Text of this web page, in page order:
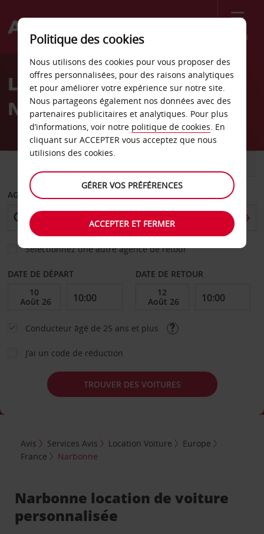
Menu
Welcome
AvisLocation de voiture
Narbonne
AGENCE DE DÉPART
Sélectionnez une autre agence de retour
DATE DE DÉPART DATE DE RETOUR
Conducteur âgé de 25 ans et plus
J’ai un code de réduction
TROUVER DES VOITURES
Avis Services Avis Location Voiture
Europe
France
Narbonne
Narbonne location de voiture
personnalisée
Politique des cookies
Nous utilisons des cookies pour vous proposer des
offres personnalisées, pour des raisons analytiques
et pour améliorer votre expérience sur notre site.
Nous partageons également nos données avec des
partenaires publicitaires et analytiques. Pour plus
d’informations, voir notre politique de cookies. En
cliquant sur ACCEPTER vous acceptez que nous
utilisions des cookies.
GÉRER VOS PRÉFÉRENCES
ACCEPTER ET FERMER